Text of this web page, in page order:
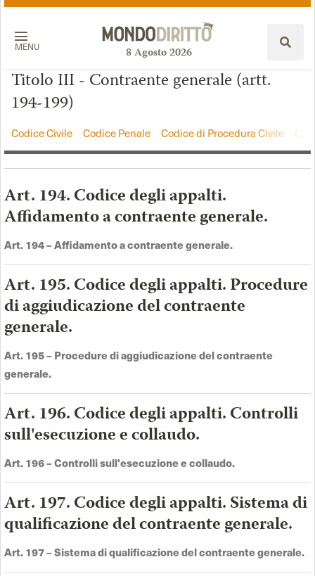
MENU 8Agosto2026
Titolo III - Contraente generale (artt.
194-199)
Codice Civile Codice Penale Codice di Procedura Civile
Art. 194. Codice degli appalti.
Affidamento a contraente generale.
Art. 194 –Affidamento a contraente generale.
Art. 195. Codice degli appalti. Procedure
di aggiudicazione del contraente
generale.
Art. 195 –Procedure di aggiudicazione del contraente
generale.
Art. 196. Codice degli appalti. Controlli
sull'esecuzione e collaudo.
Art. 196 –Controlli sull'esecuzione e collaudo.
Art. 197. Codice degli appalti. Sistema di
qualificazione del contraente generale.
Art. 197 –Sistema di qualificazione del contraente generale.